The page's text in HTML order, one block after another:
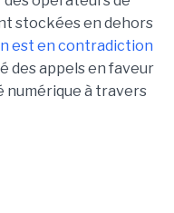
stockées en dehors
est en contradiction
des appels en faveur
numérique à travers